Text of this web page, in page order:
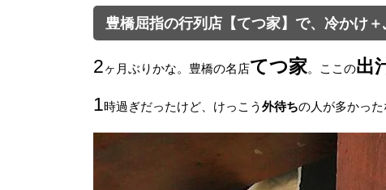
豊橋屈指の行列店【てつ家】で、冷かけ＋
2ヶ月ぶりかな。豊橋の名店てつ家。ここの出
1時過ぎだったけど、けっこう 外待ちの人が多かった